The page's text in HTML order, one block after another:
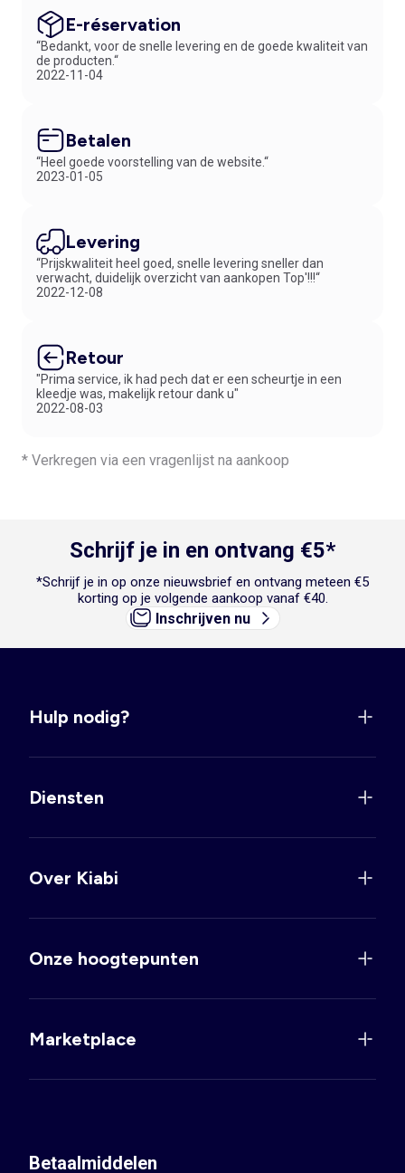
E-réservation
“Bedankt, voor de snelle levering en de goede kwaliteit van
de producten.“
2022-11-04
Betalen
“Heel goede voorstelling van de website.“
2023-01-05
Levering
“Prijskwaliteit heel goed, snelle levering sneller dan
verwacht, duidelijk overzicht van aankopen Top'!!!“
2022-12-08
Retour
"Prima service, ik had pech dat er een scheurtje in een
kleedje was, makelijk retour dank u"
2022-08-03
* Verkregen via een vragenlijst na aankoop
Schrijf je in en ontvang €5*
*Schrijf je in op onze nieuwsbrief en ontvang meteen €5
korting op je volgende aankoop vanaf €40.
Inschrijven nu
Hulp nodig?
Diensten
Over Kiabi
Onze hoogtepunten
Marketplace
Betaalmiddelen